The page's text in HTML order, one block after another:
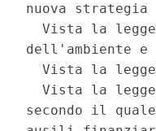
nuova
Vista la
dell'ambiente
Vista la
Vista la
secondo il